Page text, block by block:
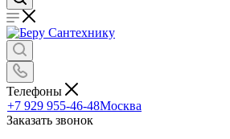
Телефоны
+7 929 955-46-48Москва
Заказать звонок